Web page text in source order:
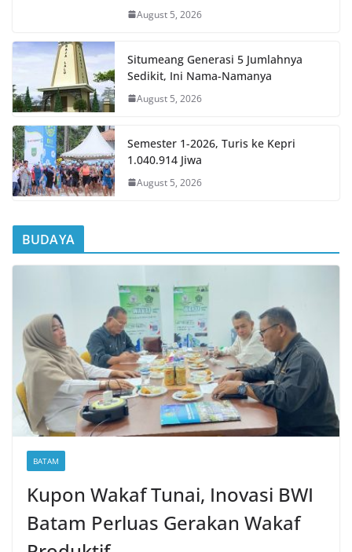
August 5, 2026
Situmeang Generasi 5 Jumlahnya
Sedikit, Ini Nama-Namanya
August 5, 2026
Semester 1-2026, Turis ke Kepri
1.040.914 Jiwa
August 5, 2026
BUDAYA
BATAM
Kupon Wakaf Tunai, Inovasi BWI
Batam Perluas Gerakan Wakaf